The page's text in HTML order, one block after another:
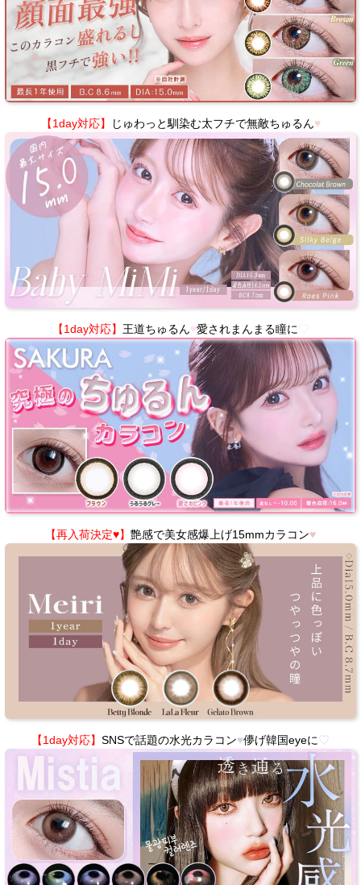
【1day対応】 じゅわっと馴染む太フチで無敵ちゅるん♥
【1day対応】 王道ちゅるん♥愛されまんまる瞳に
【再入荷決定♥】 艶感で美女感爆上げ15mmカラコン♥
【1day対応】 SNSで話題の水光カラコン♥儚げ韓国eyeに♡